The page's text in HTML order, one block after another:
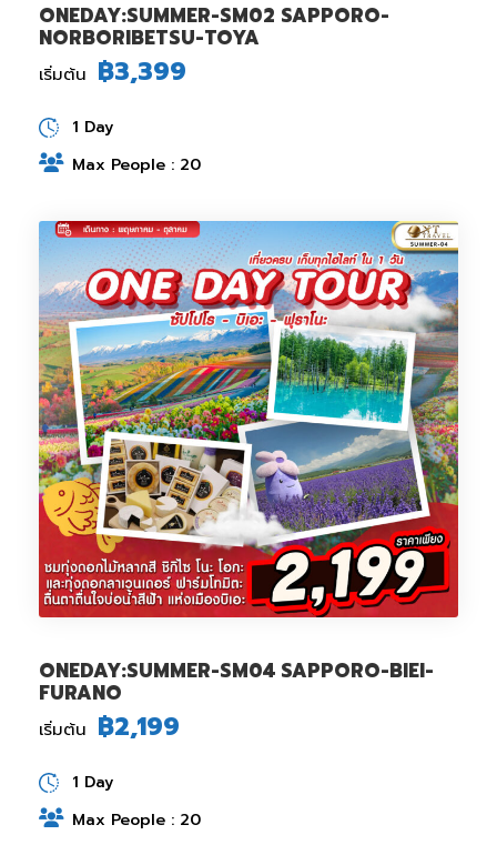
ONEDAY:SUMMER-SM02 SAPPORO-
NORBORIBETSU-TOYA
เริ่มต้น ฿3,399
1 Day
Max People : 20
ONEDAY:SUMMER-SM04 SAPPORO-BIEI-
FURANO
เริ่มต้น ฿2,199
1 Day
Max People : 20